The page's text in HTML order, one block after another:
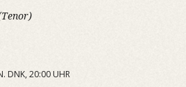
DNK, 20:00 UHR